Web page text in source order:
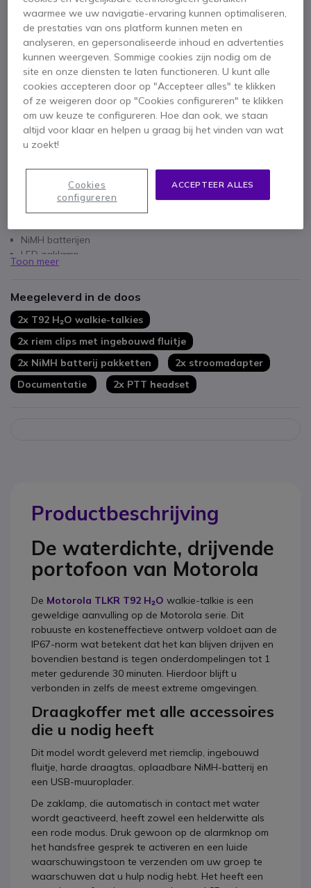
76,90 €
1 jaarFabrieksgarantie
Waterdichte walkie talkie die blijft drijven: IP-67
Robuuste constructie voor buitengebruik
NiMH batterijen
LED zaklamp
Handsfree VOX
Toon meer
Meegeleverd in de doos
2x T92 H₂O walkie-talkies
2x riem clips met ingebouwd fluitje
2x NiMH batterij pakketten
2x stroomadapter
Documentatie
2x PTT headset
Productbeschrijving
De waterdichte, drijvende
portofoon van Motorola
De Motorola TLKR T92 H₂O walkie-talkie is een
geweldige aanvulling op de Motorola serie. Dit
robuuste en kosteneffectieve ontwerp voldoet aan de
IP67-norm wat betekent dat het kan blijven drijven en
bovendien bestand is tegen onderdompelingen tot 1
meter gedurende 30 minuten. Hierdoor blijft u
verbonden in zelfs de meest extreme omgevingen.
Draagkoffer met alle accessoires
die u nodig heeft
Dit model wordt geleverd met riemclip, ingebouwd
fluitje, harde draagtas, oplaadbare NiMH-batterij en
een USB-muuroplader.
De zaklamp, die automatisch in contact met water
wordt geactiveerd, heeft zowel een helderwitte als
een rode modus. Druk gewoon op de alarmknop om
het handsfree gesprek te activeren en een luide
waarschuwingstoon te verzenden om uw groep te
waarschuwen dat u hulp nodig hebt. Het heeft een
waarmee we uw navigatie-ervaring kunnen optimaliseren,
de prestaties van ons platform kunnen meten en
analyseren, en gepersonaliseerde inhoud en advertenties
kunnen weergeven. Sommige cookies zijn nodig om de
site en onze diensten te laten functioneren. U kunt alle
cookies accepteren door op "Accepteer alles" te klikken
of ze weigeren door op "Cookies configureren" te klikken
om uw keuze te configureren. Hoe dan ook, we staan
altijd voor klaar en helpen u graag bij het vinden van wat
u zoekt!
ACCEPTEER ALLES
Cookies
configureren